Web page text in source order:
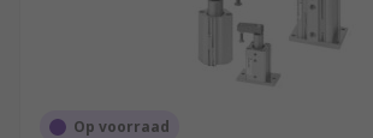
Op voorraad